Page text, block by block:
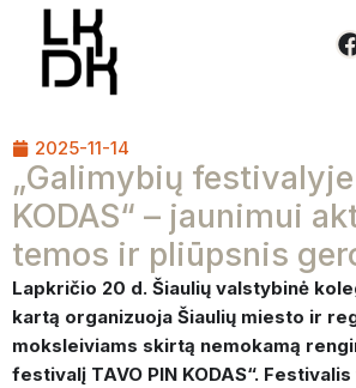
Skip
2025-11-14
„Galimybių festivalyje
KODAS“ – jaunimui
temos ir pliūpsnis
Lapkričio 20 d. Šiaulių valstybinė
kartą organizuoja Šiaulių miesto ir
moksleiviams skirtą nemokamą
festivalį TAVO PIN KODAS“.